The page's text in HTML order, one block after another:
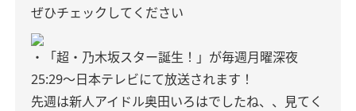
ぜひチェックしてください
・「超・乃木坂スター誕生！」が毎週月曜深夜
25:29〜日本テレビにて放送されます！
先週は新人アイドル奥田いろはでしたね、、見てく